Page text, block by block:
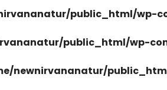
public_html/wp-
public_html/wp-
newnirvananatur/